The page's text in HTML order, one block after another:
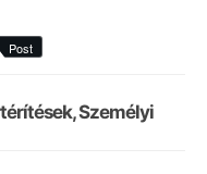
Post
Személyi